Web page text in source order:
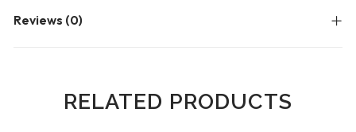
Reviews (0)
RELATED PRODUCTS